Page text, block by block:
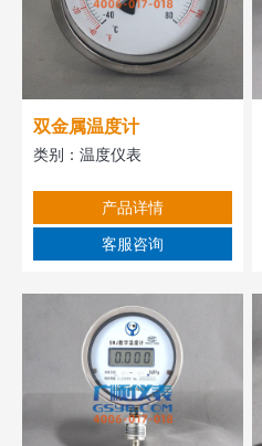
双金属温度计
类别： 温度仪表
产品详情
客服咨询